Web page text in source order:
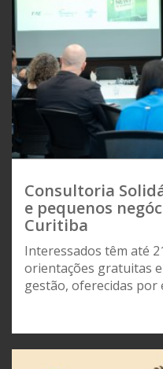
Consultoria
e pequenos
Curitiba
Interessados têm até
orientações gratuitas
gestão, oferecidas por